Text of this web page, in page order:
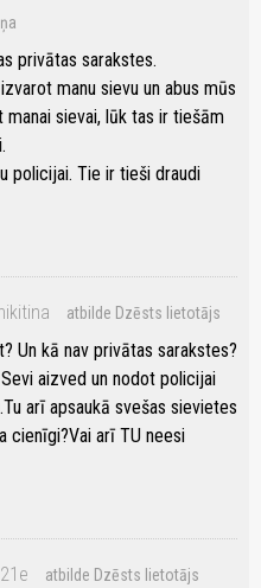
privātas sarakstes.
manu sievu un abus mūs
sievai, lūk tas ir tiešām
policijai. Tie ir tieši draudi
atbilde Dzēsts lietotājs
Un kā nav privātas sarakstes?
aizved un nodot policijai
arī apsaukā svešas sievietes
cienīgi?Vai arī TU neesi
atbilde Dzēsts lietotājs